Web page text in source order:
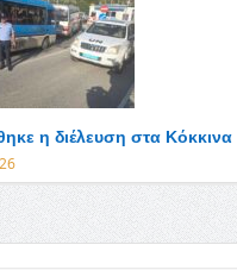
η διέλευση στα Κόκκινα